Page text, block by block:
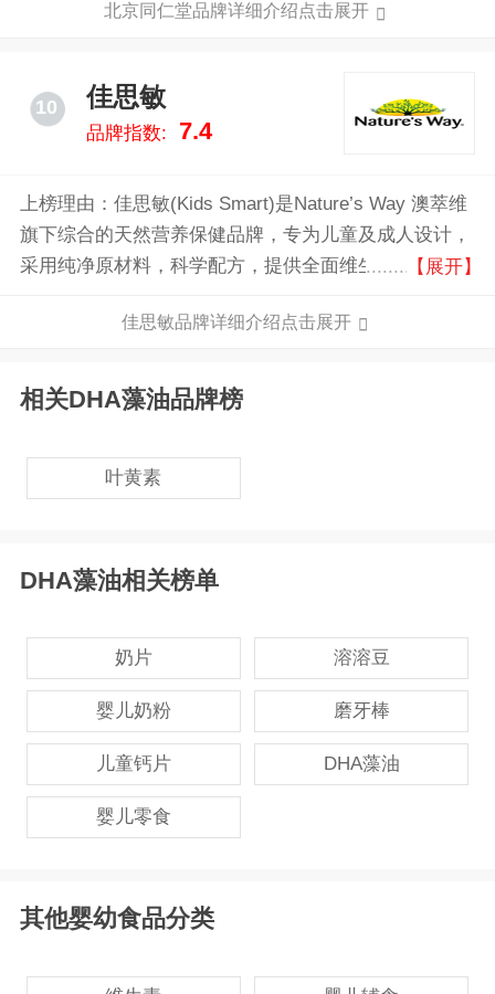
为核心，以健康养生、医疗养老、商业零售、国际药业
售、医疗、康养、研发于一体的大健康产业链条。
北京同仁堂品牌详细介绍点击展开
10 佳思敏
品牌指数: 7.4
上榜理由：佳思敏(Kids Smart)是Nature’s Way 澳萃维
旗下综合的天然营养保健品牌，专为儿童及成人设计，
采用纯净原材料，科学配方，提供全面维生素、鱼油等
【展开】
佳思敏品牌详细介绍点击展开
相关DHA藻油品牌榜
叶黄素
DHA藻油相关榜单
奶片 溶溶豆
婴儿奶粉 磨牙棒
儿童钙片 DHA藻油
婴儿零食
其他婴幼食品分类